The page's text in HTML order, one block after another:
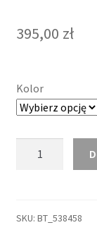
395,00 zł
Kolor
Kanciasta
SKU: BT_538458